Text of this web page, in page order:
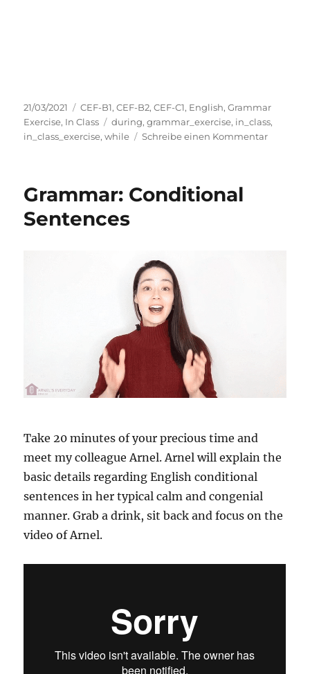
Veröffentlicht
am
21/03/2021 Kategorien
CEF-B1,CEF-B2,CEF-C1, English,Grammar
Exercise, In Class Schlagwörter
during,grammar_exercise, in_class,
in_class_exercise,while Schreibe einen Kommentarzu
Grammar: Conditional
Sentences
Take 20 minutes of your precious time and
meet my colleague Arnel. Arnel will explain the
basic details regarding English conditional
sentences in her typical calm and congenial
manner. Grab a drink, sit back and focus on the
video of Arnel.